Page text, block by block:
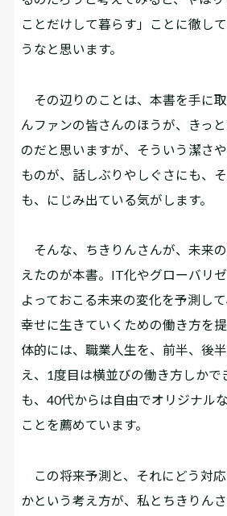
ことだけして暮らす」ことに徹し
うなと思います。
その辺りのことは、本書を手に
んファンの皆さんのほうが、きっ
のだと思いますが、そういう潔さ
ものが、話しぶりやしぐさにも、
も、にじみ出ている気がします。
そんな、ちきりんさんが、未来
えたのが本書。IT化やグローバリ
よっておこる未来の変化を予測し
幸せに生きていくための働き方を
体的には、職業人生を、前半、後
え、1度目は横並びの働き方しかで
も、40代からは自由でオリジナル
ことを薦めています。
この将来予測と、それにどう対
かという考え方が、私とちきりん